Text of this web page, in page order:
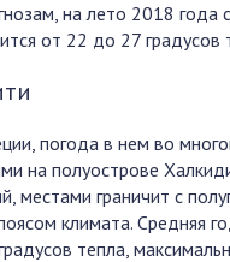
на лето 2018 года
от 22 до 27 градусов
погода в нем во
на полуострове
местами граничит с
климата. Средняя
тепла,